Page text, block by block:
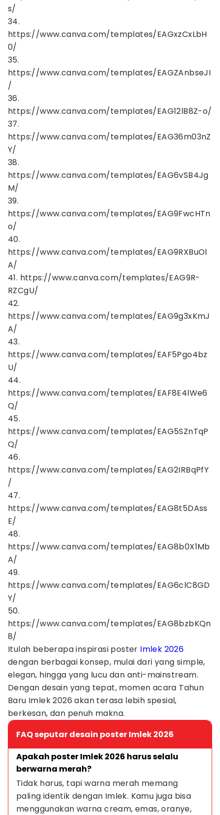
s/
34.
https://www.canva.com/templates/EAGxzCxLbH
0/
35.
https://www.canva.com/templates/EAGZAnbseJI
/
36.
https://www.canva.com/templates/EAG12lB8Z-o/
37.
https://www.canva.com/templates/EAG36m03nZ
Y/
38.
https://www.canva.com/templates/EAG6vSB4Jg
M/
39.
https://www.canva.com/templates/EAG9FwcHTn
o/
40.
https://www.canva.com/templates/EAG9RXBuOl
A/
41. https://www.canva.com/templates/EAG9R-
RZCgU/
42.
https://www.canva.com/templates/EAG9g3xKmJ
A/
43.
https://www.canva.com/templates/EAF5Pgo4bz
U/
44.
https://www.canva.com/templates/EAF8E4lWe6
Q/
45.
https://www.canva.com/templates/EAG5SZnTqP
Q/
46.
https://www.canva.com/templates/EAG2IRBqPfY
/
47.
https://www.canva.com/templates/EAG8t5DAss
E/
48.
https://www.canva.com/templates/EAG8b0X1Mb
A/
49.
https://www.canva.com/templates/EAG6clC8GD
Y/
50.
https://www.canva.com/templates/EAG8bzbKQn
8/
Itulah beberapa inspirasi poster Imlek 2026
dengan berbagai konsep, mulai dari yang simple,
elegan, hingga yang lucu dan anti-mainstream.
Dengan desain yang tepat, momen acara Tahun
Baru Imlek 2026 akan terasa lebih spesial,
berkesan, dan penuh makna.
FAQ seputar desain poster Imlek 2026
Apakah poster Imlek 2026 harus selalu
berwarna merah?
Tidak harus, tapi warna merah memang
paling identik dengan Imlek. Kamu juga bisa
menggunakan warna cream, emas, oranye,